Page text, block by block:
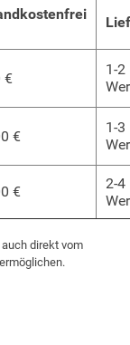
€
1-2
€
1-3
€
2-4
direkt vom